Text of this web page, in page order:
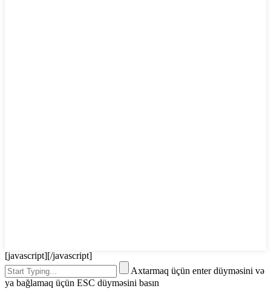
[javascript][/javascript]
Axtarmaq üçün enter düyməsini və
ya bağlamaq üçün ESC düyməsini basın